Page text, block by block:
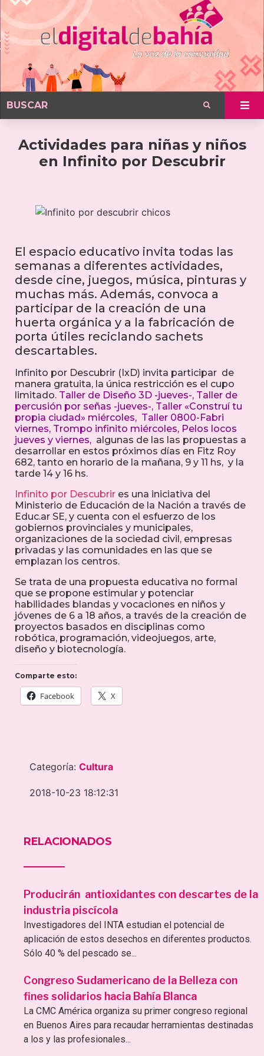
Actividades para niñas y niños
en Infinito por Descubrir
El espacio educativo invita todas las
semanas a diferentes actividades,
desde cine, juegos, música, pinturas y
muchas más. Además, convoca a
participar de la creación de una
huerta orgánica y a la fabricación de
porta útiles reciclando sachets
descartables.
Infinito por Descubrir (IxD) invita participar de
manera gratuita, la única restricción es el cupo
limitado. Taller de Diseño 3D -jueves-, Taller de
percusión por señas -jueves-, Taller «Construí tu
propia ciudad» miércoles, Taller 0800-Fabri
viernes, Trompo infinito miércoles, Pelos locos
jueves y viernes, algunas de las las propuestas a
desarrollar en estos próximos días en Fitz Roy
682, tanto en horario de la mañana, 9 y 11 hs, y la
tarde 14 y 16 hs.
Infinito por Descubrir es una iniciativa del
Ministerio de Educación de la Nación a través de
Educ.ar SE, y cuenta con el esfuerzo de los
gobiernos provinciales y municipales,
organizaciones de la sociedad civil, empresas
privadas y las comunidades en las que se
emplazan los centros.
Se trata de una propuesta educativa no formal
que se propone estimular y potenciar
habilidades blandas y vocaciones en niños y
jóvenes de 6 a 18 años, a través de la creación de
proyectos basados en disciplinas como
robótica, programación, videojuegos, arte,
diseño y biotecnología.
Comparte esto:
Facebook X
Categoría: Cultura
2018-10-23 18:12:31
RELACIONADOS
Producirán antioxidantes con descartes de la
industria piscícola
Investigadores del INTA estudian el potencial de
aplicación de estos desechos en diferentes productos.
Sólo 40 % del pescado se...
Congreso Sudamericano de la Belleza con
fines solidarios hacia Bahía Blanca
La CMC América organiza su primer congreso regional
en Buenos Aires para recaudar herramientas destinadas
a los y las profesionales...